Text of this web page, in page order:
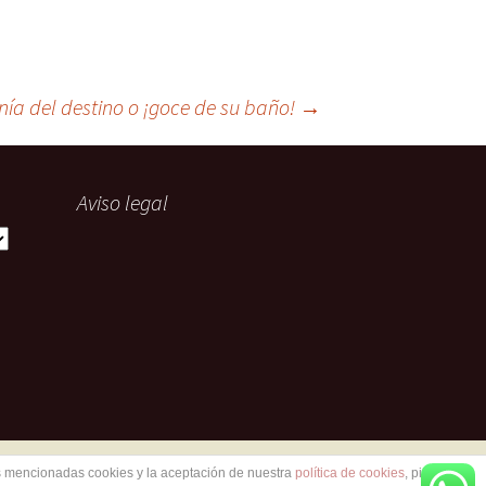
del destino o ¡goce de su baño! →
Aviso legal
cookies y la aceptación de nuestra política de cookies, pinche el